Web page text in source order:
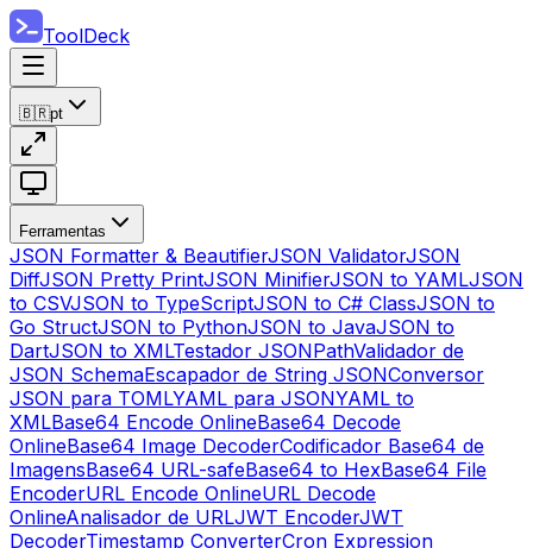
ToolDeck
🇧🇷pt
Ferramentas
JSON Formatter & BeautifierJSON ValidatorJSON
DiffJSON Pretty PrintJSON MinifierJSON to YAMLJSON
to CSVJSON to TypeScriptJSON to C# ClassJSON to
Go StructJSON to PythonJSON to JavaJSON to
DartJSON to XMLTestador JSONPathValidador de
JSON SchemaEscapador de String JSONConversor
JSON para TOMLYAML para JSONYAML to
XMLBase64 Encode OnlineBase64 Decode
OnlineBase64 Image DecoderCodificador Base64 de
ImagensBase64 URL-safeBase64 to HexBase64 File
EncoderURL Encode OnlineURL Decode
OnlineAnalisador de URLJWT EncoderJWT
DecoderTimestamp ConverterCron Expression